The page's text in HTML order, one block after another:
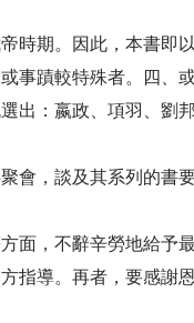
期。因此，本書即
事蹟較特殊者。四、
：嬴政、項羽、劉
，談及其系列的書
，不辭辛勞地給予
指導。再者，要感謝